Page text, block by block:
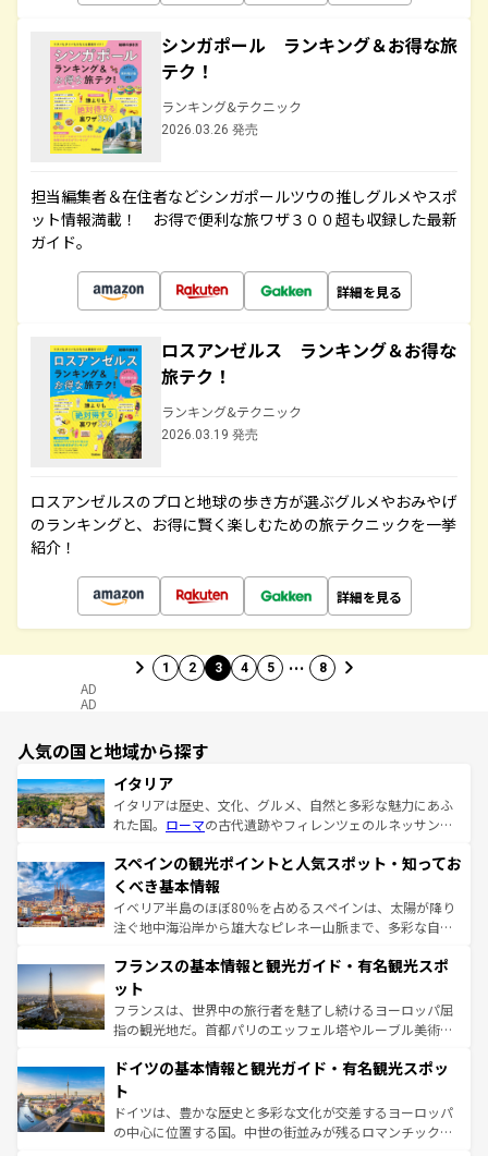
シンガポール ランキング＆お得な旅
テク！
ランキング&テクニック
2026.03.26 発売
担当編集者＆在住者などシンガポールツウの推しグルメやスポ
ット情報満載！ お得で便利な旅ワザ３００超も収録した最新
ガイド。
詳細を見る
ロスアンゼルス ランキング＆お得な
旅テク！
ランキング&テクニック
2026.03.19 発売
ロスアンゼルスのプロと地球の歩き方が選ぶグルメやおみやげ
のランキングと、お得に賢く楽しむための旅テクニックを一挙
紹介！
詳細を見る
1 2 3 4 5 … 8
AD
AD
人気の国と地域から探す
イタリア
イタリアは歴史、文化、グルメ、自然と多彩な魅力にあふ
れた国。 ローマの古代遺跡やフィレンツェのルネッサンス
ろん、トスカーナの美しい田園風景やアマルフィ海岸の絶
景など、自然景観も見逃せない。観光の合間には、本場の
ピザやパスタなど、絶品のイタリア料理を堪能することも
できる。朝目覚めてから夜眠るまで、すべての瞬間を楽し
なお、新着のイタリア情報はコンテンツ一覧を参照してほ
しい。
スペインの観光ポイントと人気スポット・知ってお
くべき基本情報
イベリア半島のほぼ80％を占めるスペインは、太陽が降り
注ぐ地中海沿岸から雄大なピレネー山脈まで、多彩な自然
文化が根付くこの国では、情熱的なフラメンコ、熱気あふ
れる闘牛、そして美味しいタパスが生活の一部となってい
る。首都マドリードの洗練された雰囲気や、バルセロナの
アートに溢れた街角から、地方では古代ローマ遺跡や中世
せる。地方によって風土や気候が異なるスペインはその個
ンテンツ一覧 を参照してほしい。
フランスの基本情報と観光ガイド・有名観光スポ
ット
フランスは、世界中の旅行者を魅了し続けるヨーロッパ屈
指の観光地だ。首都パリのエッフェル塔やルーブル美術館
で、幅広い魅力が詰まっている。華麗な宮殿、歴史的な大
聖堂、美しいビーチ、そして豊かな自然が、訪れる者を心
から魅了する。また、フランスは美食の国としても知ら
れ、フランス料理はユネスコ無形文化遺産にも登録されて
ドイツの基本情報と観光ガイド・有名観光スポッ
ト
ドイツは、豊かな歴史と多彩な文化が交差するヨーロッパ
の中心に位置する国。中世の街並みが残るロマンチック街